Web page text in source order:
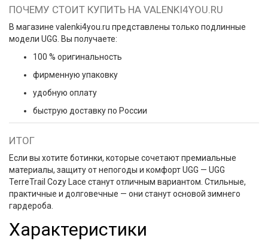
ПОЧЕМУ СТОИТ КУПИТЬ НА VALENKI4YOU.RU
В магазине valenki4you.ru представлены только подлинные
модели UGG. Вы получаете:
100 % оригинальность
фирменную упаковку
удобную оплату
быструю доставку по России
ИТОГ
Если вы хотите ботинки, которые сочетают премиальные
материалы, защиту от непогоды и комфорт UGG — UGG
TerreTrail Cozy Lace станут отличным вариантом. Стильные,
практичные и долговечные — они станут основой зимнего
гардероба.
Характеристики